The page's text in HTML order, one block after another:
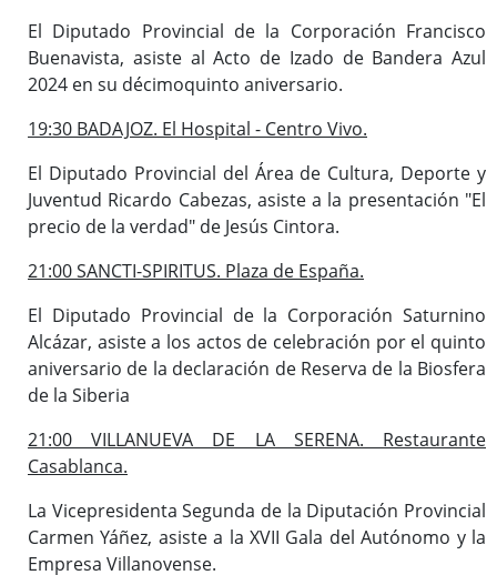
El Diputado Provincial de la Corporación Francisco
Buenavista, asiste al Acto de Izado de Bandera Azul
2024 en su décimoquinto aniversario.
19:30 BADAJOZ. El Hospital - Centro Vivo.
El Diputado Provincial del Área de Cultura, Deporte y
Juventud Ricardo Cabezas, asiste a la presentación "El
precio de la verdad" de Jesús Cintora.
21:00 SANCTI-SPIRITUS. Plaza de España.
El Diputado Provincial de la Corporación Saturnino
Alcázar, asiste a los actos de celebración por el quinto
aniversario de la declaración de Reserva de la Biosfera
de la Siberia
21:00 VILLANUEVA DE LA SERENA. Restaurante
Casablanca.
La Vicepresidenta Segunda de la Diputación Provincial
Carmen Yáñez, asiste a la XVII Gala del Autónomo y la
Empresa Villanovense.